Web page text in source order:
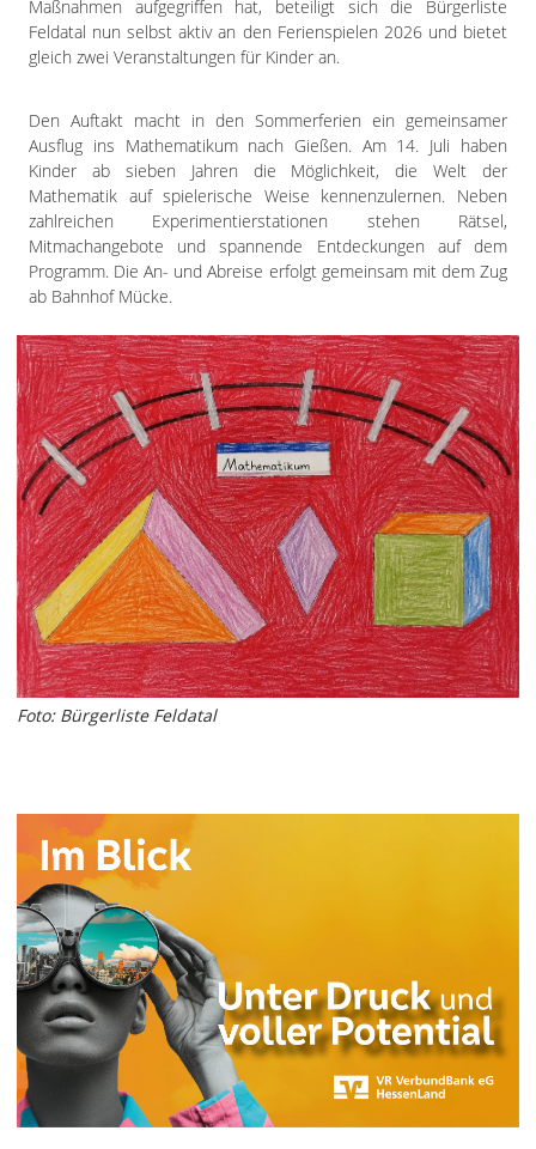
Maßnahmen aufgegriffen hat, beteiligt sich die Bürgerliste
Feldatal nun selbst aktiv an den Ferienspielen 2026 und bietet
gleich zwei Veranstaltungen für Kinder an.
Den Auftakt macht in den Sommerferien ein gemeinsamer
Ausflug ins Mathematikum nach Gießen. Am 14. Juli haben
Kinder ab sieben Jahren die Möglichkeit, die Welt der
Mathematik auf spielerische Weise kennenzulernen. Neben
zahlreichen Experimentierstationen stehen Rätsel,
Mitmachangebote und spannende Entdeckungen auf dem
Programm. Die An- und Abreise erfolgt gemeinsam mit dem Zug
ab Bahnhof Mücke.
Foto: Bürgerliste Feldatal